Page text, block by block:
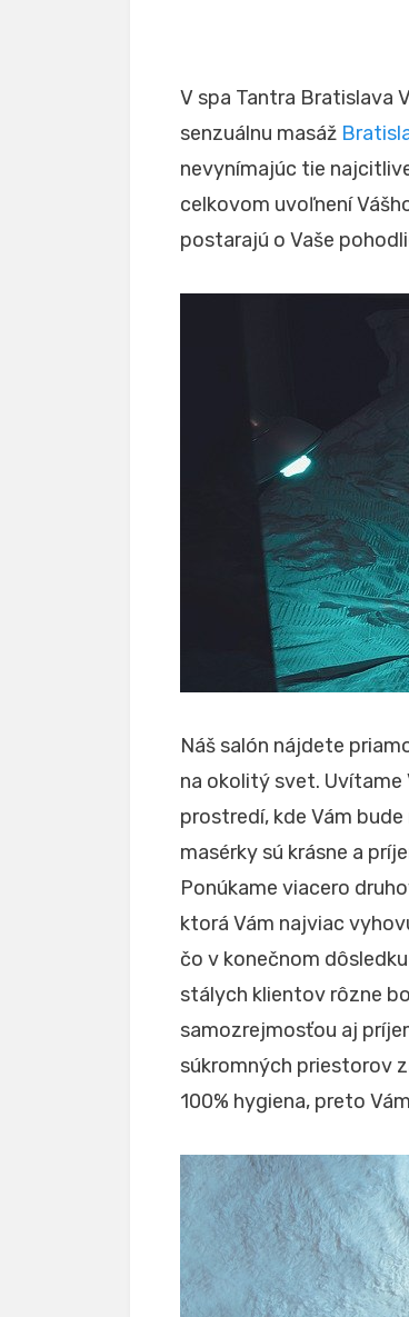
V spa Tantra Bratislava
senzuálnu masáž
nevynímajúc tie
celkovom uvoľnení
postarajú o Vaše
Náš salón nájdete
na okolitý svet. Uvítame
prostredí, kde Vám
masérky sú krásne a
Ponúkame viacero
ktorá Vám najviac
čo v konečnom
stálych klientov rôzne
samozrejmosťou aj
súkromných priestorov
100% hygiena, preto